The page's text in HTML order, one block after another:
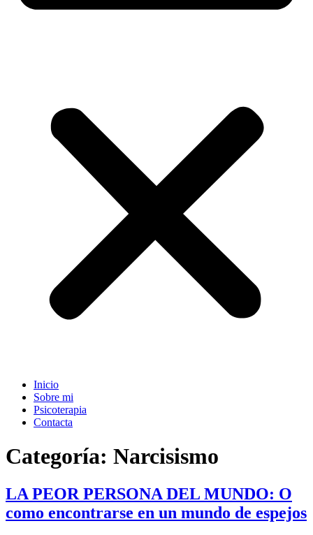
Inicio
Sobre mi
Psicoterapia
Contacta
Categoría: Narcisismo
LA PEOR PERSONA DEL MUNDO: O
como encontrarse en un mundo de espejos